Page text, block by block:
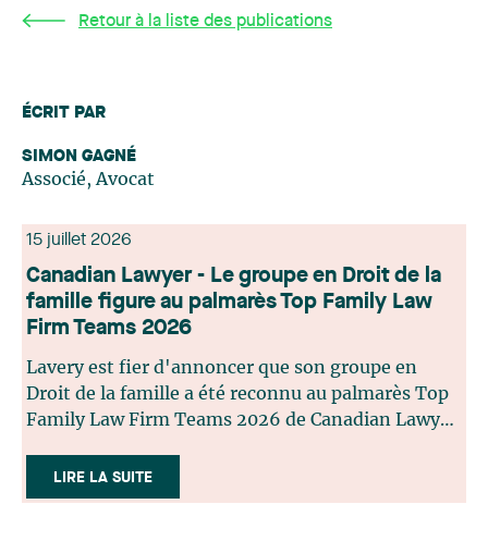
Retour à la liste des publications
ÉCRIT PAR
SIMON GAGNÉ
Associé, Avocat
15 juillet 2026
Canadian Lawyer - Le groupe en Droit de la
famille figure au palmarès Top Family Law
Firm Teams 2026
Lavery est fier d'annoncer que son groupe en
Droit de la famille a été reconnu au palmarès Top
Family Law Firm Teams 2026 de Canadian Lawyer.
sélection rigoureux, fondé sur des nominations
issues du lectorat, d'associations juridiques et de
LIRE LA SUITE